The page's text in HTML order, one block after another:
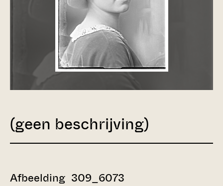
(geen beschrijving)
Afbeelding 309_6073